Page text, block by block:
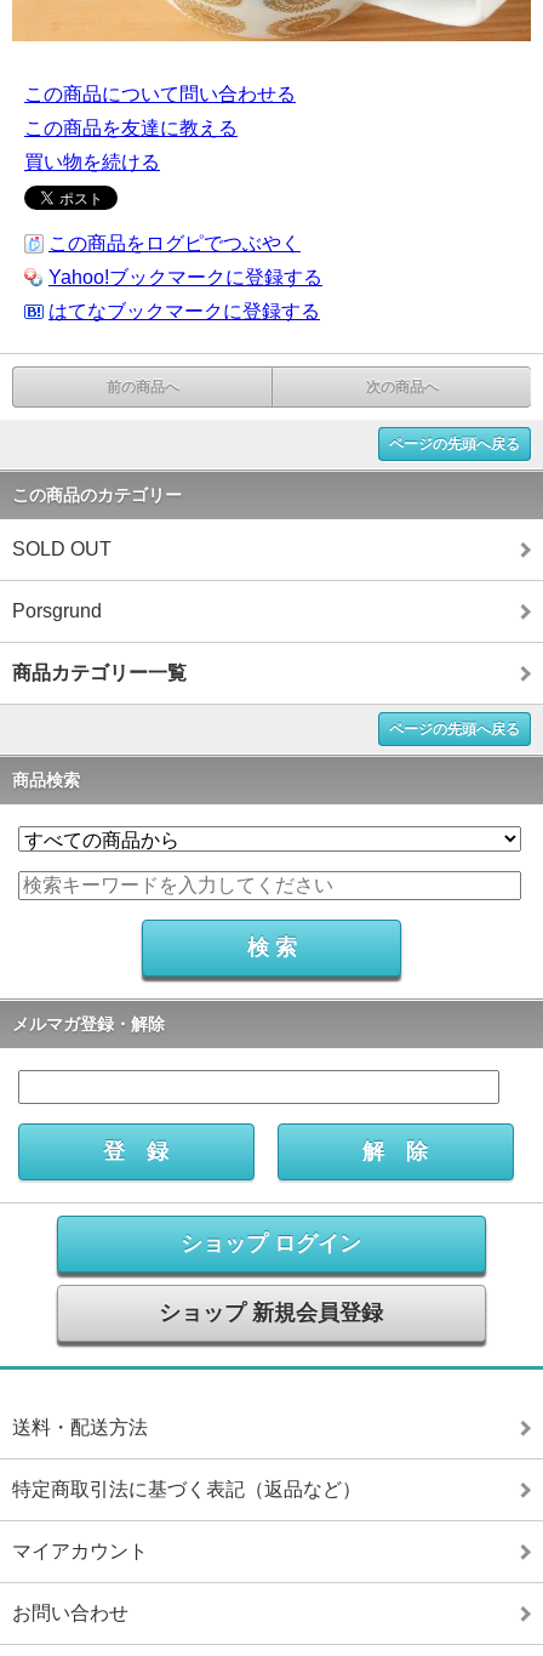
この商品について問い合わせる
この商品を友達に教える
買い物を続ける
この商品をログピでつぶやく
Yahoo!ブックマークに登録する
はてなブックマークに登録する
前の商品へ 次の商品へ
ページの先頭へ戻る
この商品のカテゴリー
SOLD OUT
Porsgrund
商品カテゴリー一覧
ページの先頭へ戻る
商品検索
メルマガ登録・解除
ショップ ログイン
ショップ 新規会員登録
送料・配送方法
特定商取引法に基づく表記（返品など）
マイアカウント
お問い合わせ